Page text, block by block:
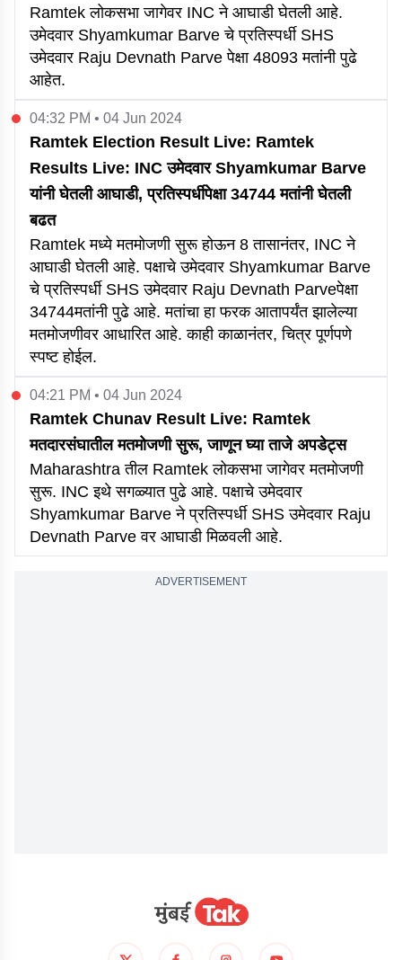
Ramtek लोकसभा जागेवर INC ने आघाडी घेतली आहे.
उमेदवार Shyamkumar Barve चे प्रतिस्पर्धी SHS
उमेदवार Raju Devnath Parve पेक्षा 48093 मतांनी पुढे
आहेत.
04:32 PM • 04 Jun 2024
Ramtek Election Result Live: Ramtek
Results Live: INC उमेदवार Shyamkumar Barve
यांनी घेतली आघाडी, प्रतिस्पर्धीपेक्षा 34744 मतांनी घेतली
बढत
Ramtek मध्ये मतमोजणी सुरू होऊन 8 तासानंतर, INC ने
आघाडी घेतली आहे. पक्षाचे उमेदवार Shyamkumar Barve
चे प्रतिस्पर्धी SHS उमेदवार Raju Devnath Parveपेक्षा
34744मतांनी पुढे आहे. मतांचा हा फरक आतापर्यंत झालेल्या
मतमोजणीवर आधारित आहे. काही काळानंतर, चित्र पूर्णपणे
स्पष्ट होईल.
04:21 PM • 04 Jun 2024
Ramtek Chunav Result Live: Ramtek
मतदारसंघातील मतमोजणी सुरू, जाणून घ्या ताजे अपडेट्स
Maharashtra तील Ramtek लोकसभा जागेवर मतमोजणी
सुरू. INC इथे सगळ्यात पुढे आहे. पक्षाचे उमेदवार
Shyamkumar Barve ने प्रतिस्पर्धी SHS उमेदवार Raju
Devnath Parve वर आघाडी मिळवली आहे.
ADVERTISEMENT